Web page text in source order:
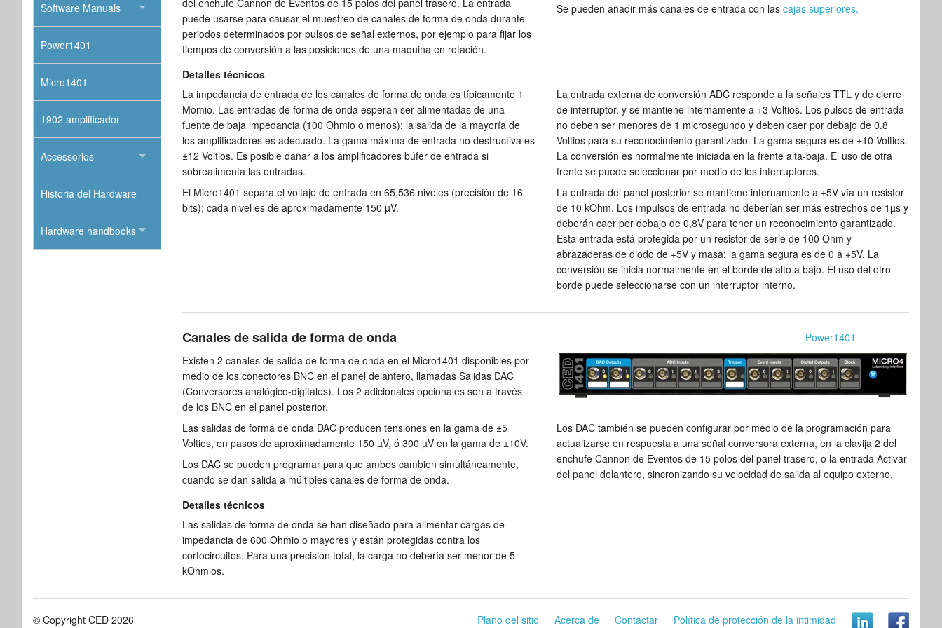
del enchufe Cannon de Eventos de 15 polos del panel trasero. La entrada
puede usarse para causar el muestreo de canales de forma de onda durante
periodos determinados por pulsos de señal externos, por ejemplo para fijar los
tiempos de conversión a las posiciones de una maquina en rotación.
Se pueden añadir más canales de entrada con las cajas superiores.
Detalles técnicos
La impedancia de entrada de los canales de forma de onda es típicamente 1
Momio. Las entradas de forma de onda esperan ser alimentadas de una
fuente de baja impedancia (100 Ohmio o menos); la salida de la mayoría de
los amplificadores es adecuado. La gama máxima de entrada no destructiva es
±12 Voltios. Es posible dañar a los amplificadores búfer de entrada si
sobrealimenta las entradas.
El Micro1401 separa el voltaje de entrada en 65,536 niveles (precisión de 16
bits); cada nivel es de aproximadamente 150 µV.
La entrada externa de conversión ADC responde a la señales TTL y de cierre
de interruptor, y se mantiene internamente a +3 Voltios. Los pulsos de entrada
no deben ser menores de 1 microsegundo y deben caer por debajo de 0.8
Voltios para su reconocimiento garantizado. La gama segura es de ±10 Voltios.
La conversión es normalmente iniciada en la frente alta-baja. El uso de otra
frente se puede seleccionar por medio de los interruptores.
La entrada del panel posterior se mantiene internamente a +5V vía un resistor
de 10 kOhm. Los impulsos de entrada no deberían ser más estrechos de 1µs y
deberán caer por debajo de 0,8V para tener un reconocimiento garantizado.
Esta entrada está protegida por un resistor de serie de 100 Ohm y
abrazaderas de diodo de +5V y masa; la gama segura es de 0 a +5V. La
conversión se inicia normalmente en el borde de alto a bajo. El uso del otro
borde puede seleccionarse con un interruptor interno.
Canales de salida de forma de onda
Power1401
Existen 2 canales de salida de forma de onda en el Micro1401 disponibles por
medio de los conectores BNC en el panel delantero, llamadas Salidas DAC
(Conversores analógico-digitales). Los 2 adicionales opcionales son a través
de los BNC en el panel posterior.
Las salidas de forma de onda DAC producen tensiones en la gama de ±5
Voltios, en pasos de aproximadamente 150 µV, ó 300 µV en la gama de ±10V.
Los DAC se pueden programar para que ambos cambien simultáneamente,
cuando se dan salida a múltiples canales de forma de onda.
Los DAC también se pueden configurar por medio de la programación para
actualizarse en respuesta a una señal conversora externa, en la clavija 2 del
enchufe Cannon de Eventos de 15 polos del panel trasero, o la entrada Activar
del panel delantero, sincronizando su velocidad de salida al equipo externo.
Detalles técnicos
Las salidas de forma de onda se han diseñado para alimentar cargas de
impedancia de 600 Ohmio o mayores y están protegidas contra los
cortocircuitos. Para una precisión total, la carga no debería ser menor de 5
kOhmios.
Software Manuals
Power1401
Micro1401
1902 amplificador
Accessorios
Historia del Hardware
Hardware handbooks
© Copyright CED 2026 Plano del sitio Acerca de Contactar Política de protección de la intimidad